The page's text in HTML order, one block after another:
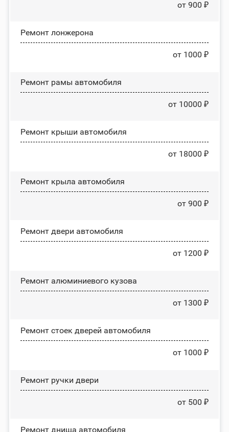
от 900 ₽
Ремонт лонжерона
от 1000 ₽
Ремонт рамы автомобиля
от 10000 ₽
Ремонт крыши автомобиля
от 18000 ₽
Ремонт крыла автомобиля
от 900 ₽
Ремонт двери автомобиля
от 1200 ₽
Ремонт алюминиевого кузова
от 1300 ₽
Ремонт стоек дверей автомобиля
от 1000 ₽
Ремонт ручки двери
от 500 ₽
Ремонт днища автомобиля